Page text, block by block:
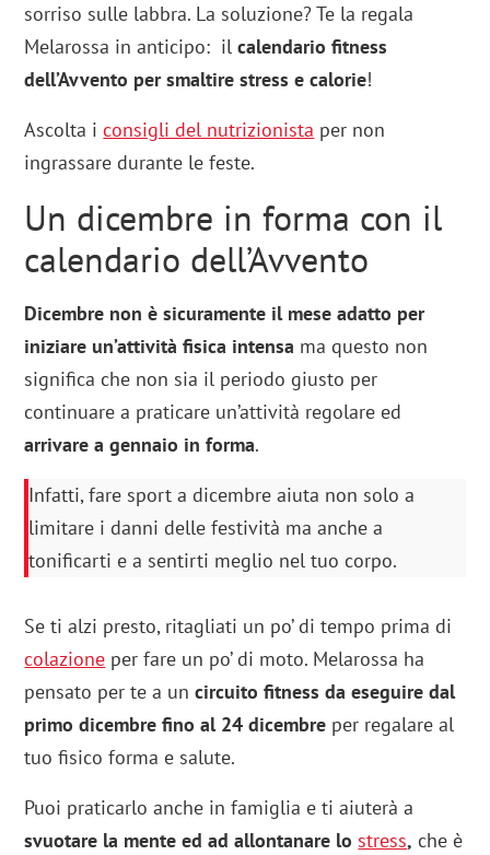
sorriso sulle labbra. La soluzione? Te la regala
Melarossa in anticipo: ilcalendario fitness
dell’Avvento per smaltire stress e calorie!
Ascolta iconsigli del nutrizionista per non
ingrassare durante le feste.
Un dicembre in forma con il
calendario dell’Avvento
Dicembre non è sicuramente il mese adatto per
iniziare un’attività fisica intensa ma questo non
significa che non sia il periodo giusto per
continuare a praticare un’attività regolare ed
arrivare a gennaio in forma.
Infatti, fare sport a dicembre aiuta non solo a
limitare i danni delle festività ma anche a
tonificarti e a sentirti meglio nel tuo corpo.
Se ti alzi presto, ritagliati un po’ di tempo prima di
colazione per fare un po’ di moto. Melarossa ha
pensato per te a un circuito fitness da eseguire dal
primo dicembre fino al 24 dicembre per regalare al
tuo fisico forma e salute.
Puoi praticarlo anche in famiglia e ti aiuterà a
svuotare la mente ed ad allontanare lo stress, che è